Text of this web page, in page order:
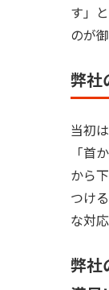
す」
のが
弊社
当初
「首
から
つけ
な対
弊社